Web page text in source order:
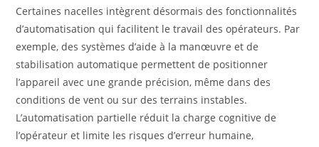
Certaines nacelles intègrent désormais des fonctionnalités
d’automatisation qui facilitent le travail des opérateurs. Par
exemple, des systèmes d’aide à la manœuvre et de
stabilisation automatique permettent de positionner
l’appareil avec une grande précision, même dans des
conditions de vent ou sur des terrains instables.
L’automatisation partielle réduit la charge cognitive de
l’opérateur et limite les risques d’erreur humaine,